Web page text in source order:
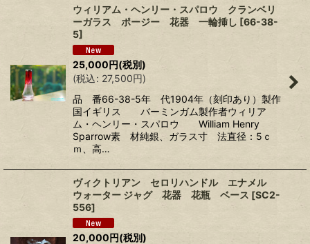
ウィリアム・ヘンリー・スパロウ クランベリ
ーガラス ポージー 花器 一輪挿し [66-38-
5]
25,000円(税別)
(税込: 27,500円)
品 番66-38-5年 代1904年（刻印あり）製作
国イギリス バーミンガム製作者ウィリア
ム・ヘンリー・スパロウ William Henry
Sparrow素 材純銀、ガラス寸 法直径：5ｃ
ｍ、高…
ヴィクトリアン セロリハンドル エナメル
ウォーター ジャグ 花器 花瓶 ベース [SC2-
556]
20,000円(税別)